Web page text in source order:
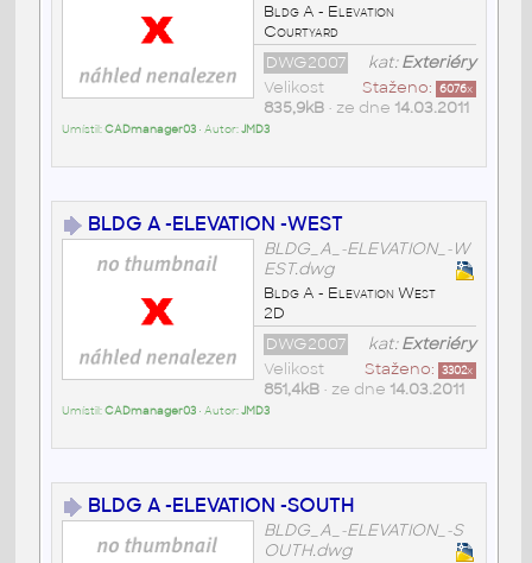
Bldg A - Elevation
Courtyard
kat:Exteriéry
DWG2007
Staženo: 6076x
Velikost
835,9kB• ze dne 14.03.2011
Umístil:CADmanager03• Autor:JMD3
BLDG A -ELEVATION -WEST
BLDG_A_-ELEVATION_-W
EST.dwg
Bldg A - Elevation West
2D
kat:Exteriéry
DWG2007
Staženo: 3302x
Velikost
851,4kB• ze dne 14.03.2011
Umístil:CADmanager03• Autor:JMD3
BLDG A -ELEVATION -SOUTH
BLDG_A_-ELEVATION_-S
OUTH.dwg